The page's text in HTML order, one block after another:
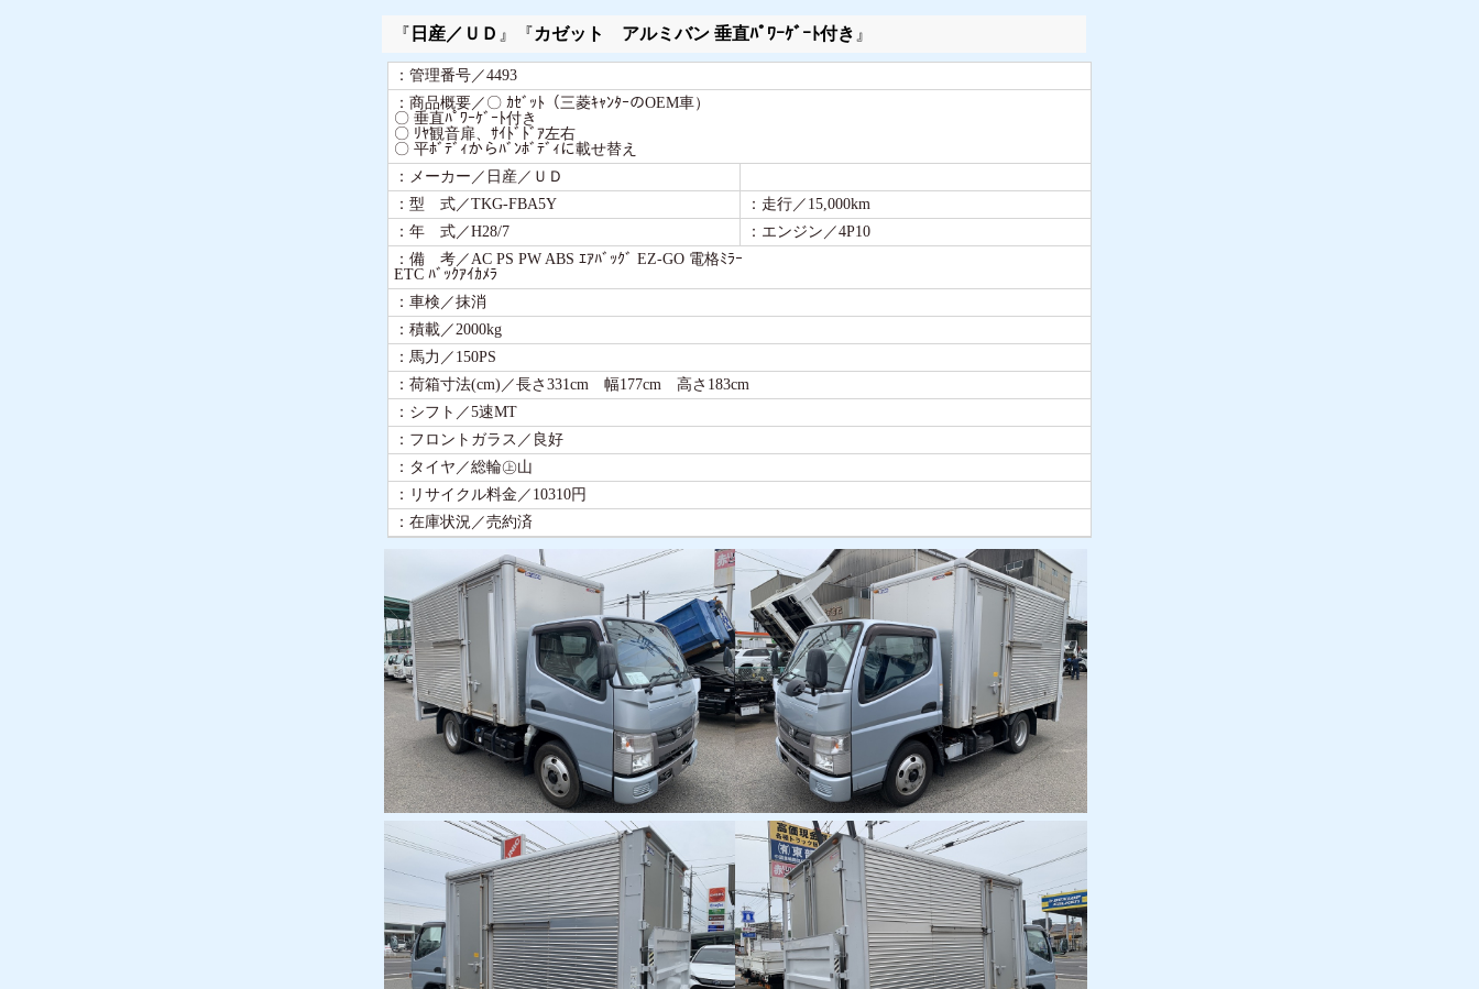
『 日産／ＵＤ 』『カゼット アルミバン 垂直ﾊﾟﾜｰｹﾞｰﾄ付き 』
：管理番号／4493
：商品概要／〇 ｶｾﾞｯﾄ（三菱ｷｬﾝﾀｰのOEM車）
〇 垂直ﾊﾟﾜｰｹﾞｰﾄ付き
〇 ﾘﾔ観音扉、ｻｲﾄﾞﾄﾞｱ左右
〇 平ﾎﾞﾃﾞｨからﾊﾞﾝﾎﾞﾃﾞｨに載せ替え
：メーカー／日産／ＵＤ
：型 式／TKG-FBA5Y
：走行／15,000km
：年 式／H28/7
：エンジン／4P10
：備 考／AC PS PW ABS ｴｱﾊﾞｯｸﾞ EZ-GO 電格ﾐﾗｰ
ETC ﾊﾞｯｸｱｲｶﾒﾗ
：車検／抹消
：積載／2000kg
：馬力／150PS
：荷箱寸法(cm)／長さ331cm 幅177cm 高さ183cm
：シフト／5速MT
：フロントガラス／良好
：タイヤ／総輪㊤山
：リサイクル料金／10310円
：在庫状況／売約済